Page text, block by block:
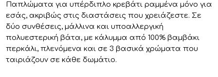
Παπλώματα για υπέρδιπλο κρεβάτι ραμμένα μόνο για
εσάς, ακριβώς στις διαστάσεις που χρειάζεστε. Σε
δύο συνθέσεις, μάλλινα και υποαλλεργική
πολυεστερική βάτα, με κάλυμμα από 100% βαμβάκι
περκάλι, πλενόμενα και σε 3 βασικά χρώματα που
ταιριάζουν σε κάθε δωμάτιο.